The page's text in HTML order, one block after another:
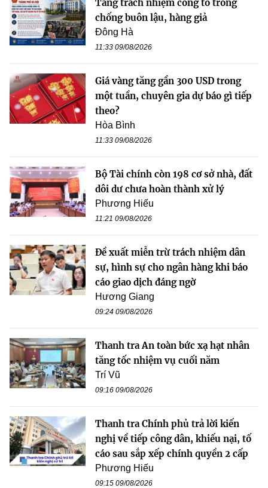
Tăng trách nhiệm công tố trong
chống buôn lậu, hàng giả
Đông Hà
11:33 09/08/2026
Giá vàng tăng gần 300 USD trong
một tuần, chuyên gia dự báo gì tiếp
theo?
Hòa Bình
11:33 09/08/2026
Bộ Tài chính còn 198 cơ sở nhà, đất
dôi dư chưa hoàn thành xử lý
Phương Hiếu
11:21 09/08/2026
Đề xuất miễn trừ trách nhiệm dân
sự, hình sự cho ngân hàng khi báo
cáo giao dịch đáng ngờ
Hương Giang
09:24 09/08/2026
Thanh tra An toàn bức xạ hạt nhân
tăng tốc nhiệm vụ cuối năm
Trí Vũ
09:16 09/08/2026
Thanh tra Chính phủ trả lời kiến
nghị về tiếp công dân, khiếu nại, tố
cáo sau sắp xếp chính quyền 2 cấp
Phương Hiếu
09:15 09/08/2026